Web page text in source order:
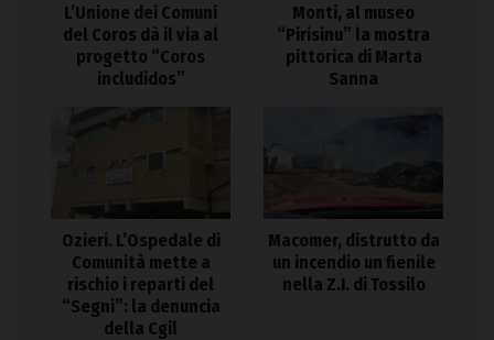
L’Unione dei Comuni
del Coros dà il via al
progetto “Coros
includidos”
Monti, al museo
“Pirisinu” la mostra
pittorica di Marta
Sanna
Ozieri. L’Ospedale di
Comunità mette a
rischio i reparti del
“Segni”: la denuncia
della Cgil
Macomer, distrutto da
un incendio un fienile
nella Z.I. di Tossilo